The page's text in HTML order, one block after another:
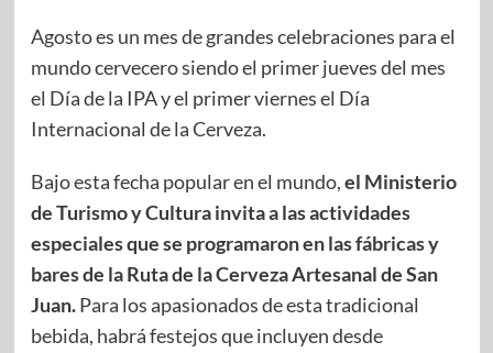
Agosto es un mes de grandes celebraciones para el
mundo cervecero siendo el primer jueves del mes
el Día de la IPA y el primer viernes el Día
Internacional de la Cerveza.
Bajo esta fecha popular en el mundo,el Ministerio
de Turismo y Cultura invita a las actividades
especiales que se programaron en las fábricas y
bares de la Ruta de la Cerveza Artesanal de San
Juan.Para los apasionados de esta tradicional
bebida, habrá festejos que incluyen desde